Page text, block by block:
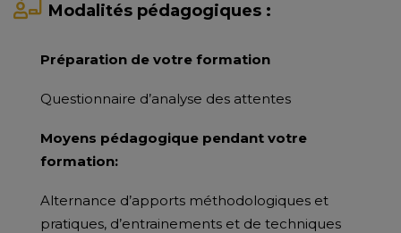
Modalités pédagogiques :
Préparation de votre formation
Questionnaire d’analyse des attentes
Moyens pédagogique pendant votre
formation:
Alternance d’apports méthodologiques et
pratiques, d’entrainements et de techniques